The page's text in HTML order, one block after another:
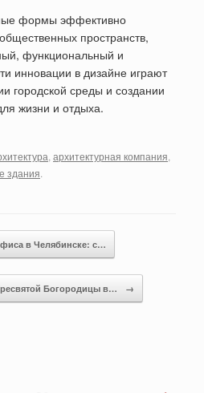
формы эффективно
пространств,
функциональный и
инновации в дизайне играют
городской среды и создании
жизни и отдыха.
архитектурная компания
здания
в Челябинске: с…
Богородицы в… →